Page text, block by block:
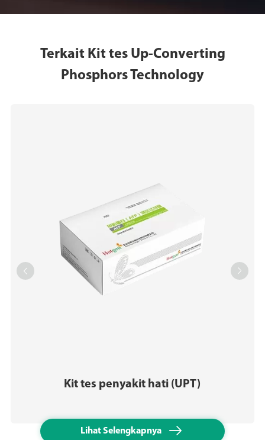
Terkait Kit tes Up-Converting
Phosphors Technology
Kit tes penyakit hati (UPT)
Lihat Selengkapnya 
 